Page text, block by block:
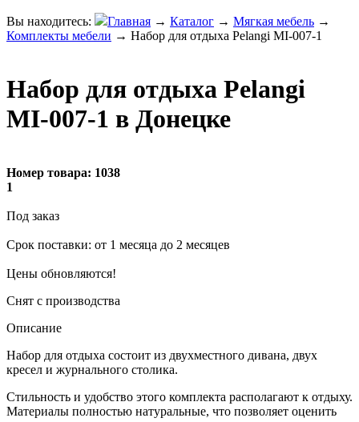
Вы находитесь: Главная → Каталог → Мягкая мебель →
Комплекты мебели → Набор для отдыха Pelangi MI-007-1
Набор для отдыха Pelangi
MI-007-1 в Донецке
Номер товара: 1038
1
Под заказ
Cрок поставки: от 1 месяца до 2 месяцев
Цены обновляются!
Снят с производства
Описание
Набор для отдыха состоит из двухместного дивана, двух
кресел и журнального столика.
Стильность и удобство этого комплекта располагают к отдыху.
Материалы полностью натуральные, что позволяет оценить